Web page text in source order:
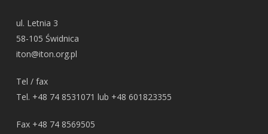
ul. Letnia 3
58-105 Świdnica
iton@iton.org.pl
Tel / fax
Tel. +48 74 8531071 lub +48 601823355
Fax +48 74 8569505